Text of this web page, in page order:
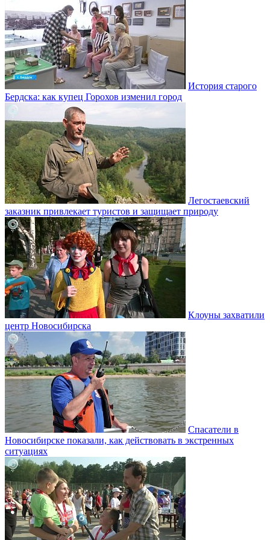
История старого
Бердска: как купец Горохов изменил город
Легостаевский
заказник привлекает туристов и защищает природу
Клоуны захватили
центр Новосибирска
Спасатели в
Новосибирске показали, как действовать в экстренных
ситуациях